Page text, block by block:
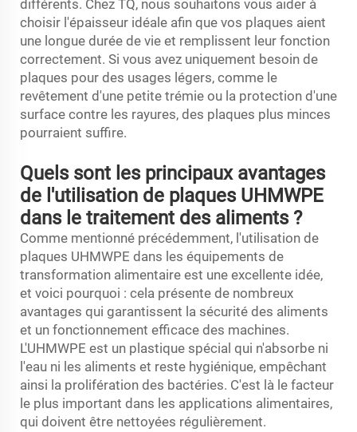
différents. Chez TQ, nous souhaitons vous aider à
choisir l'épaisseur idéale afin que vos plaques aient
une longue durée de vie et remplissent leur fonction
correctement. Si vous avez uniquement besoin de
plaques pour des usages légers, comme le
revêtement d'une petite trémie ou la protection d'une
surface contre les rayures, des plaques plus minces
pourraient suffire.
Quels sont les principaux avantages
de l'utilisation de plaques UHMWPE
dans le traitement des aliments ?
Comme mentionné précédemment, l'utilisation de
plaques UHMWPE dans les équipements de
transformation alimentaire est une excellente idée,
et voici pourquoi : cela présente de nombreux
avantages qui garantissent la sécurité des aliments
et un fonctionnement efficace des machines.
L'UHMWPE est un plastique spécial qui n'absorbe ni
l'eau ni les aliments et reste hygiénique, empêchant
ainsi la prolifération des bactéries. C'est là le facteur
le plus important dans les applications alimentaires,
qui doivent être nettoyées régulièrement.